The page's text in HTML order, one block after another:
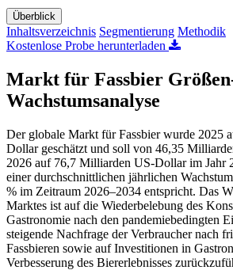
Überblick
Inhaltsverzeichnis Segmentierung Methodik
Kostenlose Probe herunterladen
Markt für Fassbier
Wachstumsanalyse
Der globale Markt für Fassbier wurde 2025
Dollar geschätzt und soll von 46,35
2026 auf 76,7 Milliarden US-Dollar im Jahr
einer durchschnittlichen jährlichen
% im Zeitraum 2026–2034 entspricht. Das
Marktes ist auf die Wiederbelebung des
Gastronomie nach den pandemiebedingten
steigende Nachfrage der Verbraucher nach
Fassbieren sowie auf Investitionen in
Verbesserung des Biererlebnisses